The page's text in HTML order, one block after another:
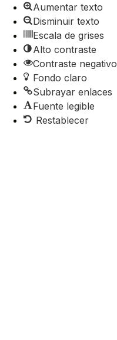
Aumentar texto
Disminuir texto
Escala de grises
Alto contraste
Contraste negativo
Fondo claro
Subrayar enlaces
Fuente legible
Restablecer